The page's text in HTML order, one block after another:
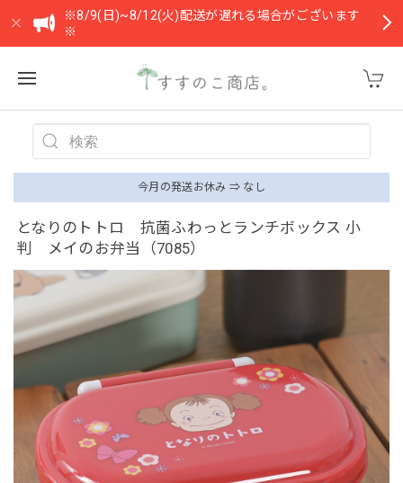
※8/9(日)~8/12(火)配送が遅れる場合がございます
※
今月の発送お休み ⇒ なし
となりのトトロ 抗菌ふわっとランチボックス 小
判 メイのお弁当（7085）